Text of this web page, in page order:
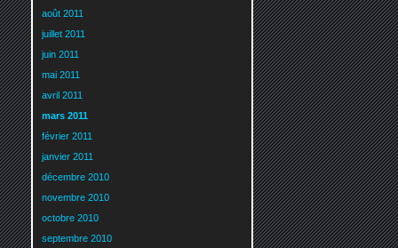
août 2011
juillet 2011
juin 2011
mai 2011
avril 2011
mars 2011
février 2011
janvier 2011
décembre 2010
novembre 2010
octobre 2010
septembre 2010